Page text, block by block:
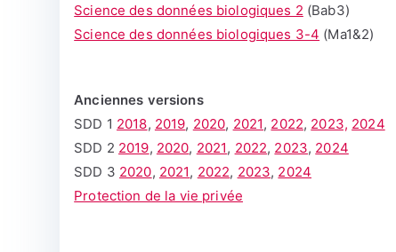
Science des données biologiques 2 (Bab3)
Science des données biologiques 3-4 (Ma1&2)
Anciennes versions
SDD 1 2018, 2019, 2020, 2021, 2022, 2023, 2024
SDD 2 2019, 2020, 2021, 2022, 2023, 2024
SDD 3 2020, 2021, 2022, 2023, 2024
Protection de la vie privée